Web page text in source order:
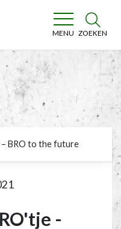
MENU ZOEKEN
– BRO to the future
-